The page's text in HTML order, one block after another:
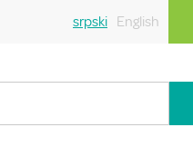
srpski English